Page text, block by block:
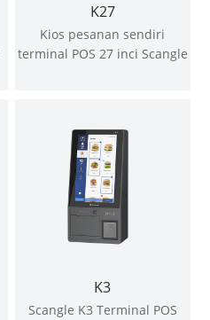
K27
Kios pesanan sendiri
terminal POS 27 inci Scangle
K3
Scangle K3 Terminal POS